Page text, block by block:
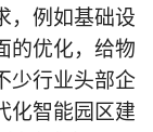
，例如基础设
的优化，给物
少行业头部企
化智能园区建